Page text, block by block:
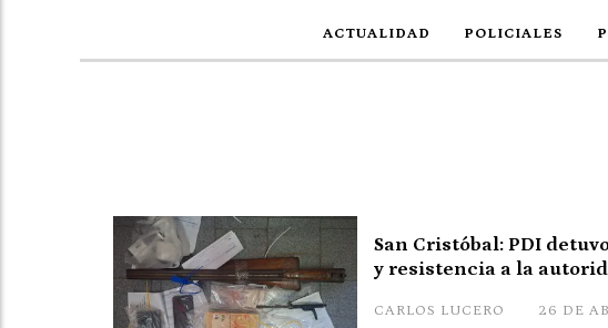
ACTUALIDAD POLICIALES
San Cristóbal: PDI
y resistencia a la
CARLOS LUCERO 26 DE